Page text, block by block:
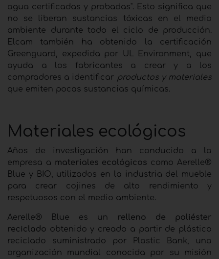
agua certificadas y probadas". Esto significa que
no se liberan sustancias tóxicas en el medio
ambiente durante todo el ciclo de producción.
Elcam también ha obtenido la certificación
Greenguard, expedida por UL Environment, que
ayuda a los fabricantes a crear y a los
compradores a identificar productos y materiales
que emiten pocas sustancias químicas.
Materiales ecológicos
Años de investigación han conducido a la
empresa a materiales ecológicos como Aerelle®
Blue y BIO, utilizados en la industria del mueble
para crear cojines de alto rendimiento y
respetuosos con el medio ambiente.
Aerelle® Blue es un relleno de poliéster
reciclado obtenido y creado a partir de plástico
reciclado suministrado por Plastic Bank, una
organización mundial conocida por su misión